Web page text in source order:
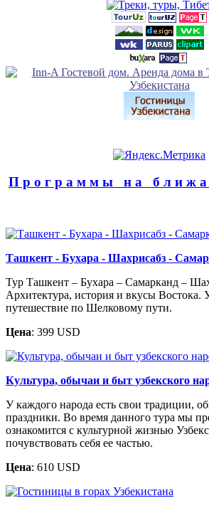
Программы на
Ташкент - Бухара - Шахрисабз -
Тур Ташкент – Бухара – Самарканд –
Архитектура, история и вкусы Востока.
путешествие по Шелковому пути.
Цена: 399 USD
Культура, обычаи и быт узбекского
У каждого народа есть свои традиции,
праздники. Во время данного тура мы
ознакомится с культурной жизнью
почувствовать себя ее частью.
Цена: 610 USD